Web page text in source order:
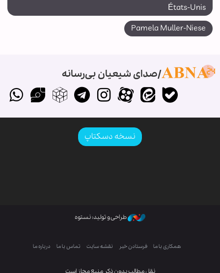
États-Unis
Pamela Muller-Niese
صدای شیعیان بی‌رسانه
نسخه دسکتاپ
نقل مطالب بدون ذکر منبع مجاز است
طراحی و تولید: نستوه
همکاری با ما فرستادن خبر نقشه سایت تماس با ما درباره ما